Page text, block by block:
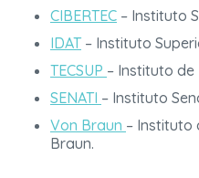
CIBERTEC – Instituto
IDAT– Instituto
TECSUP – Instituto de
SENATI – Instituto
Von Braun – Instituto
Braun.